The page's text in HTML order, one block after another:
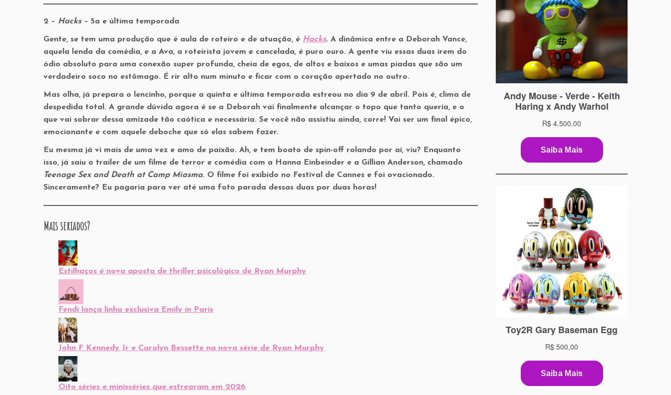
2 – Hacks– 5a e última temporada
Gente, se tem uma produção que é aula de roteiro e de atuação, é Hacks. A dinâmica entre a Deborah Vance,
aquela lenda da comédia, e a Ava, a roteirista jovem e cancelada, é puro ouro. A gente viu essas duas irem do
ódio absoluto para uma conexão super profunda, cheia de egos, de altos e baixos e umas piadas que são um
verdadeiro soco no estômago. É rir alto num minuto e ficar com o coração apertado no outro.
Mas olha, já prepara o lencinho, porque a quinta e última temporada estreou no dia 9 de abril. Pois é, clima de
despedida total. A grande dúvida agora é se a Deborah vai finalmente alcançar o topo que tanto queria, e o
que vai sobrar dessa amizade tão caótica e necessária. Se você não assistiu ainda, corre! Vai ser um final épico,
emocionante e com aquele deboche que só elas sabem fazer.
Eu mesma já vi mais de uma vez e amo de paixão. Ah, e tem boato de spin-off rolando por aí, viu? Enquanto
isso, já saiu o trailer de um filme de terror e comédia com a Hanna Einbeinder e a Gillian Anderson, chamado
Teenage Sex and Death at Camp Miasma. O filme foi exibido no Festival de Cannes e foi ovacionado.
Sinceramente? Eu pagaria para ver até uma foto parada dessas duas por duas horas!
Mais seriados?
Estilhaços é nova aposta de thriller psicológico de Ryan Murphy
Fendi lança linha exclusiva Emily in Paris
John F Kennedy Jr e Carolyn Bessette na nova série de Ryan Murphy
Oito séries e minisséries que estrearam em 2026